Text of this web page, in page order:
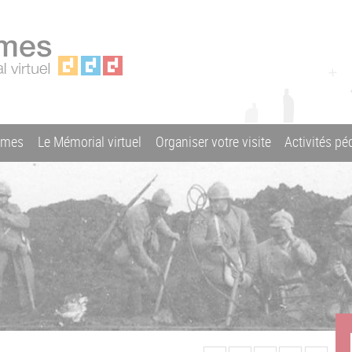
Le Mémorial virtuel Organiser votre visite Activités